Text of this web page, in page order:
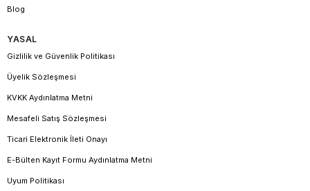
Blog
YASAL
Gizlilik ve Güvenlik Politikası
Üyelik Sözleşmesi
KVKK Aydınlatma Metni
Mesafeli Satış Sözleşmesi
Ticari Elektronik İleti Onayı
E-Bülten Kayıt Formu Aydınlatma Metni
Uyum Politikası